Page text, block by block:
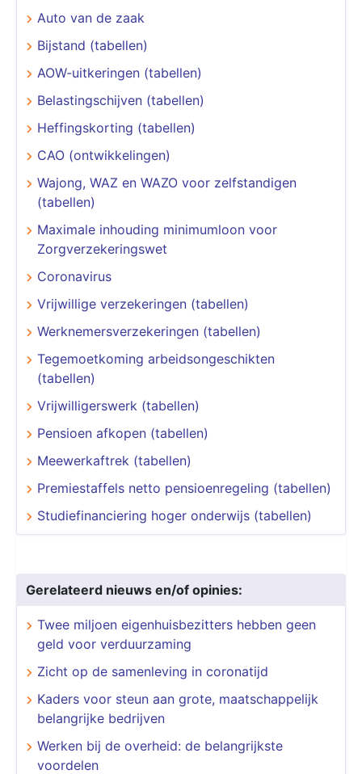
Auto van de zaak
Bijstand (tabellen)
AOW-uitkeringen (tabellen)
Belastingschijven (tabellen)
Heffingskorting (tabellen)
CAO (ontwikkelingen)
Wajong, WAZ en WAZO voor zelfstandigen
(tabellen)
Maximale inhouding minimumloon voor
Zorgverzekeringswet
Coronavirus
Vrijwillige verzekeringen (tabellen)
Werknemersverzekeringen (tabellen)
Tegemoetkoming arbeidsongeschikten
(tabellen)
Vrijwilligerswerk (tabellen)
Pensioen afkopen (tabellen)
Meewerkaftrek (tabellen)
Premiestaffels netto pensioenregeling (tabellen)
Studiefinanciering hoger onderwijs (tabellen)
Gerelateerd nieuws en/of opinies:
Twee miljoen eigenhuisbezitters hebben geen
geld voor verduurzaming
Zicht op de samenleving in coronatijd
Kaders voor steun aan grote, maatschappelijk
belangrijke bedrijven
Werken bij de overheid: de belangrijkste
voordelen